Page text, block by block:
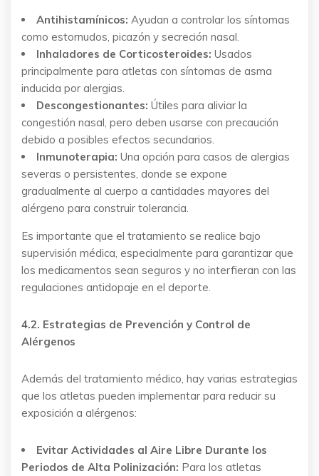
Antihistamínicos: Ayudan a controlar los síntomas
como estornudos, picazón y secreción nasal.
Inhaladores de Corticosteroides: Usados
principalmente para atletas con síntomas de asma
inducida por alergias.
Descongestionantes: Útiles para aliviar la
congestión nasal, pero deben usarse con precaución
debido a posibles efectos secundarios.
Inmunoterapia: Una opción para casos de alergias
severas o persistentes, donde se expone
gradualmente al cuerpo a cantidades mayores del
alérgeno para construir tolerancia.
Es importante que el tratamiento se realice bajo
supervisión médica, especialmente para garantizar que
los medicamentos sean seguros y no interfieran con las
regulaciones antidopaje en el deporte.
4.2. Estrategias de Prevención y Control de
Alérgenos
Además del tratamiento médico, hay varias estrategias
que los atletas pueden implementar para reducir su
exposición a alérgenos:
Evitar Actividades al Aire Libre Durante los
Periodos de Alta Polinización: Para los atletas